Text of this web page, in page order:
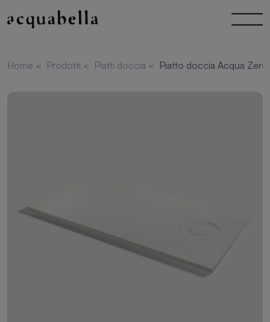
Home < Prodotti < Piatti doccia < Piatto doccia Acqua